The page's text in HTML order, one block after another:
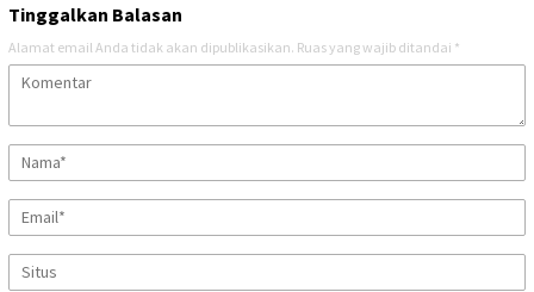
Tinggalkan Balasan
Alamat email Anda tidak akan dipublikasikan. Ruas yang wajib ditandai *